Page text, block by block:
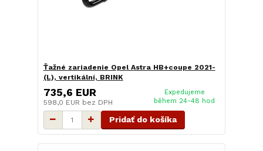
Ťažné zariadenie Opel Astra HB+coupe 2021-
(L), vertikální, BRINK
735,6 EUR
598,0 EUR bez DPH
Expedujeme
během 24-48 hod
Pridať do košíka